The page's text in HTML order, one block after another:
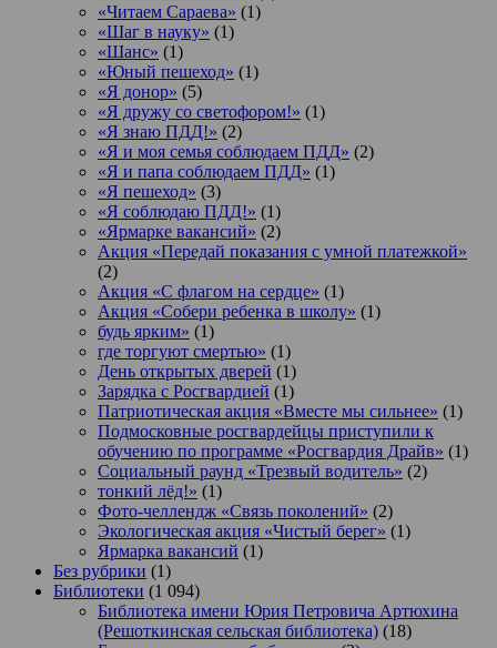
«Читаем Сараева» (1)
«Шаг в науку» (1)
«Шанс» (1)
«Юный пешеход» (1)
«Я донор» (5)
«Я дружу со светофором!» (1)
«Я знаю ПДД!» (2)
«Я и моя семья соблюдаем ПДД» (2)
«Я и папа соблюдаем ПДД» (1)
«Я пешеход» (3)
«Я соблюдаю ПДД!» (1)
«Ярмарке вакансий» (2)
Акция «Передай показания с умной платежкой»
(2)
Акция «С флагом на сердце» (1)
Акция «Собери ребенка в школу» (1)
будь ярким» (1)
где торгуют смертью» (1)
День открытых дверей (1)
Зарядка с Росгвардией (1)
Патриотическая акция «Вместе мы сильнее» (1)
Подмосковные росгвардейцы приступили к
обучению по программе «Росгвардия Драйв» (1)
Социальный раунд «Трезвый водитель» (2)
тонкий лёд!» (1)
Фото-челлендж «Связь поколений» (2)
Экологическая акция «Чистый берег» (1)
Ярмарка вакансий (1)
Без рубрики (1)
Библиотеки (1 094)
Библиотека имени Юрия Петровича Артюхина
(Решоткинская сельская библиотека) (18)